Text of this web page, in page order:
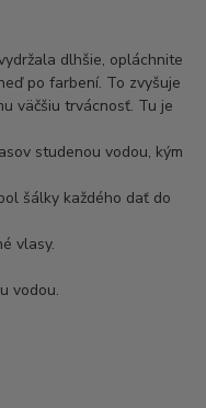
dlhšie, opláchnite
po farbení. To zvyšuje
väčšiu trvácnosť. Tu je
studenou vodou, kým
šálky každého dať do
vlasy.
vodou.